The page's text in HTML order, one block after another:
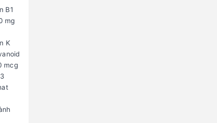
B1
mg
K
mcg